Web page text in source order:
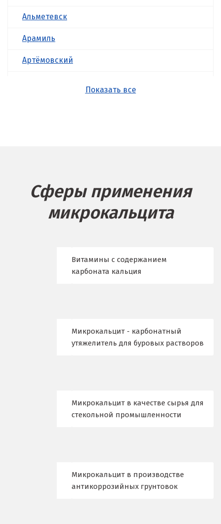
Альметевск
Арамиль
Артёмовский
Берёзовский
Бисерть
Верхняя Пышма
Показать все
Сферы применения
микрокальцита
Витамины с содержанием
карбоната кальция
Микрокальцит - карбонатный
утяжелитель для буровых растворов
Микрокальцит в качестве сырья для
стекольной промышленности
Микрокальцит в производстве
антикоррозийных грунтовок